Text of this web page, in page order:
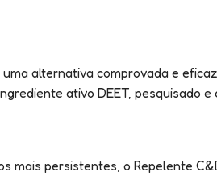
uma alternativa comprovada e
ativo DEET, pesquisado
mais persistentes, o Repelente